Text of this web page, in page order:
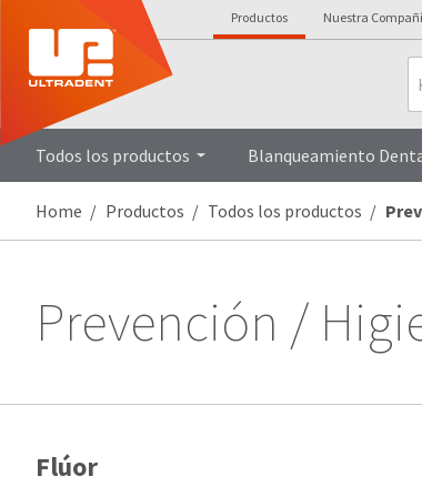
Productos Nuestra
Todos los productos Blanqueamiento
Home Productos Todos los productos
Prevención /
Flúor